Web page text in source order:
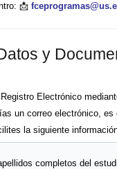
📩
y
Electrónico
un correo electrónico, es
la siguiente
completos del